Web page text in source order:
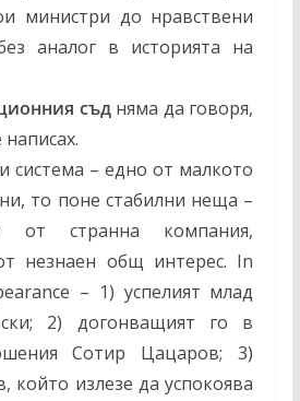
министри до нравствени
аналог в историята на
съдняма да говоря,
система – едно от малкото
то поне стабилни неща –
от странна компания,
незнаен общ интерес. In
– 1) успелият млад
2) догонващият го в
Сотир Цацаров; 3)
който излезе да успокоява